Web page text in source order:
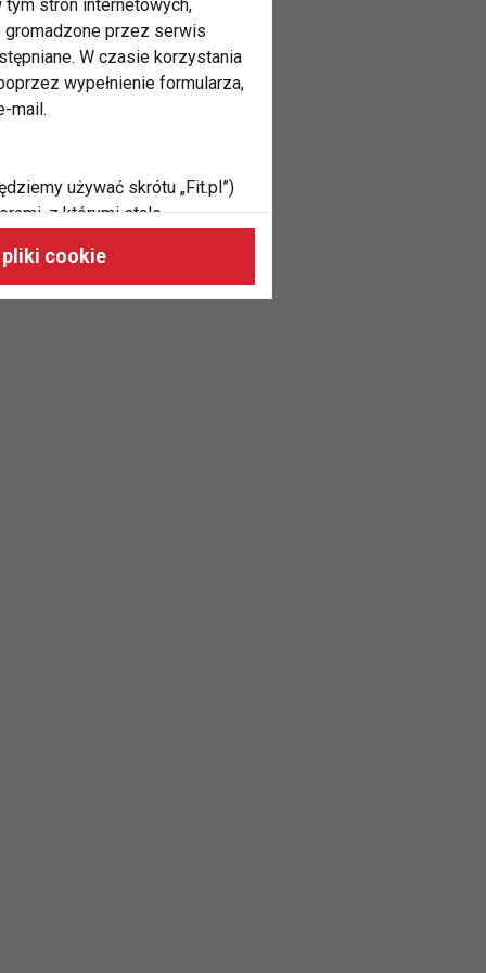
tym stron internetowych,
gromadzone przez serwis
W czasie korzystania
wypełnienie formularza,
mail.
używać skrótu „Fit.pl”)
z którymi stale
oraz do
odpowiadać Twoim
je na nasze zlecenie,
ich przetwarzania. Możesz
praw wymienionych
podstawie prawnej.
do Twoich zainteresowań,
umów o ich świadczenie
cookie